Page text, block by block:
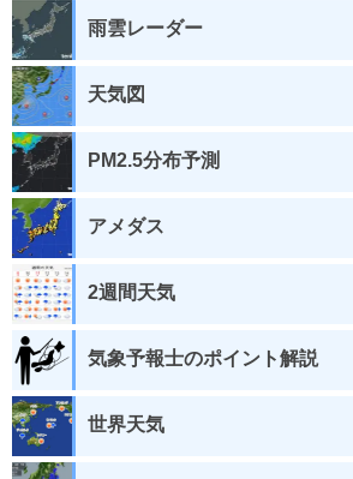
雨雲レーダー
天気図
PM2.5分布予測
アメダス
2週間天気
気象予報士のポイント解説
世界天気